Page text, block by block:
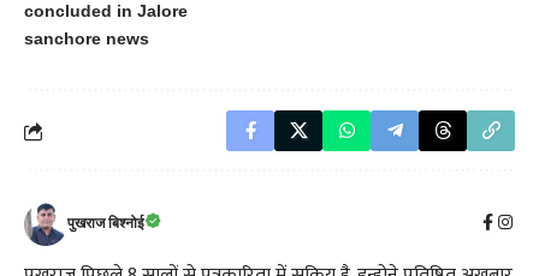
concluded in Jalore
sanchore news
पुखराज बिश्नोई